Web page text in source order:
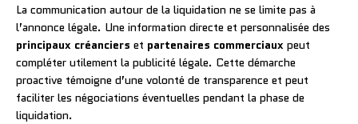
La communication autour de la liquidation ne se limite pas à
l’annonce légale. Une information directe et personnalisée des
principaux créanciers et partenaires commerciaux peut
compléter utilement la publicité légale. Cette démarche
proactive témoigne d’une volonté de transparence et peut
faciliter les négociations éventuelles pendant la phase de
liquidation.